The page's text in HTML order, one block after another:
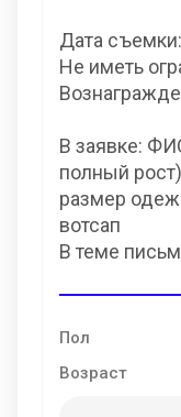
Дата
Не иметь
В заявке:
полный
размер
вотсап
В теме
Пол
Возраст